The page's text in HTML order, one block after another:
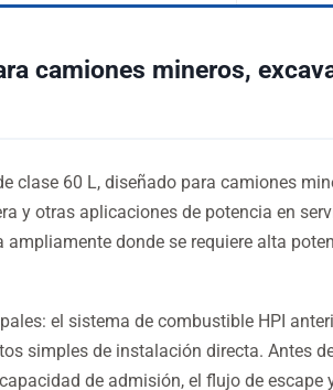
camiones mineros,
clase 60 L, diseñado para camiones
y otras aplicaciones de potencia en
donde se requiere alta
el sistema de combustible HPI
simples de instalación directa. Antes
de admisión, el flujo de escape